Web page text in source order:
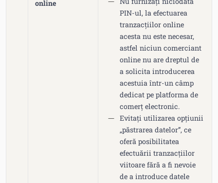
online
PIN-ul, la efectuarea
tranzacțiilor online
acesta nu este necesar,
astfel niciun comerciant
online nu are dreptul de
a solicita introducerea
acestuia într-un câmp
dedicat pe platforma de
comerț electronic.
Evitați utilizarea opțiunii
„păstrarea datelor”, ce
oferă posibilitatea
efectuării tranzacțiilor
viitoare fără a fi nevoie
de a introduce datele